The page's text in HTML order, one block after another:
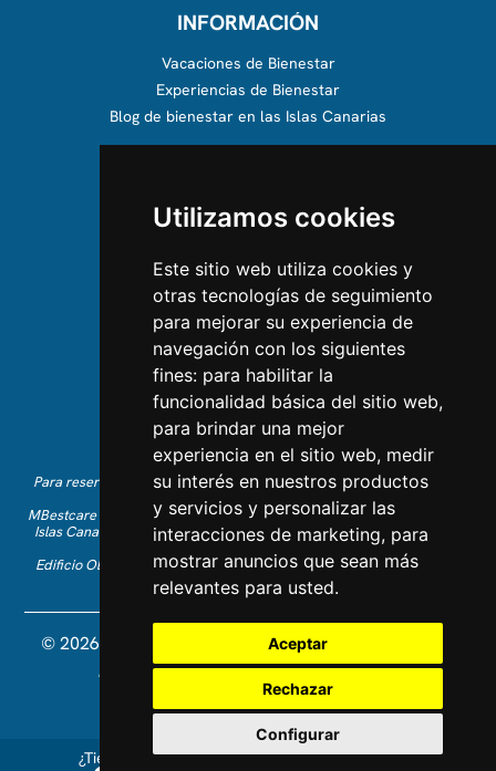
Utilizamos cookies
Este sitio web utiliza cookies y
otras tecnologías de seguimiento
para mejorar su experiencia de
navegación con los siguientes
fines: para habilitar la
funcionalidad básica del sitio web,
para brindar una mejor
experiencia en el sitio web, medir
su interés en nuestros productos
y servicios y personalizar las
interacciones de marketing, para
mostrar anuncios que sean más
relevantes para usted.
Aceptar
Rechazar
Configurar
¿Tienes preguntas? Llámanos al +34 641 286 383
INFORMACIÓN
Vacaciones de Bienestar
Experiencias de Bienestar
Blog de bienestar en las Islas Canarias
Conócenos
CONTÁCTANOS
Contáctanos
Síguenos en Instagram
Dale Me gusta en Facebook
Encuéntranos en LinkedIn
Para reservas de vacaciones en inglés, por favor llama al +34 641 28
63 83 o envía un correo a
info@mbestcare.com
MBestcare es parte de Intervenciones Turísticas S.L., registrada en las
Islas Canarias con CIF: B-38757464. Licencia de Tour Operador: I.AV
0003871.1.
Edificio Olimpo de la Candelaria n.1 - 38003 Santa Cruz de Tenerife,
España
© 2026 MBestcare. Todos los derechos reservados.
Diseñado y desarrollado por Constelladev
Política de privacidad
Términos y Condiciones
Cookies